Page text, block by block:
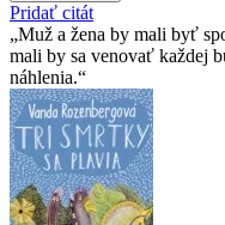
Pridať citát
Muž a žena by mali byť
mali by sa venovať každej
náhlenia.